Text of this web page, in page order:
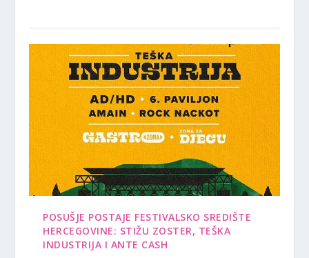
POSUŠJE POSTAJE FESTIVALSKO SREDIŠTE
HERCEGOVINE: STIŽU ZOSTER, TEŠKA
INDUSTRIJA I ANTE CASH